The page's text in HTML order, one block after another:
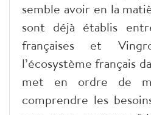
semble avoir en la
sont déjà établis
françaises et
l’écosystème français
met en ordre de
comprendre les